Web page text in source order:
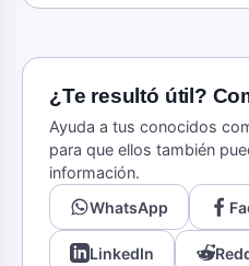
¿Te resultó útil?
Ayuda a tus conocidos
para que ellos también
información.
WhatsApp
LinkedIn